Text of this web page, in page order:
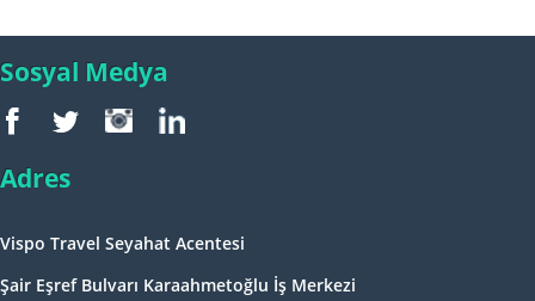
Sosyal Medya
Adres
Vispo Travel Seyahat Acentesi
Şair Eşref Bulvarı Karaahmetoğlu İş Merkezi